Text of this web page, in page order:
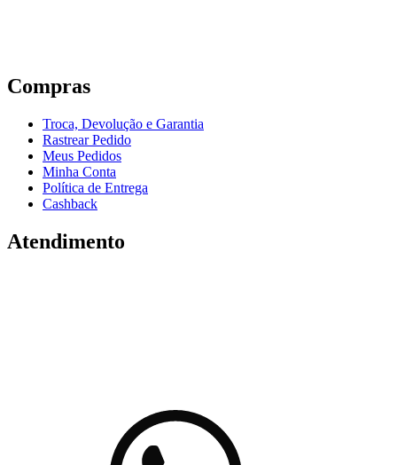
Compras
Troca, Devolução e Garantia
Rastrear Pedido
Meus Pedidos
Minha Conta
Política de Entrega
Cashback
Atendimento